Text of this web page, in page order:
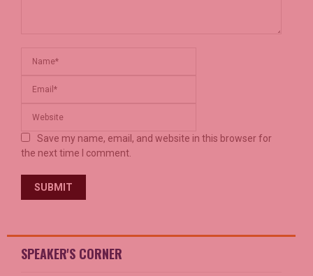
Save my name, email, and website in this browser for
the next time I comment.
SPEAKER'S CORNER